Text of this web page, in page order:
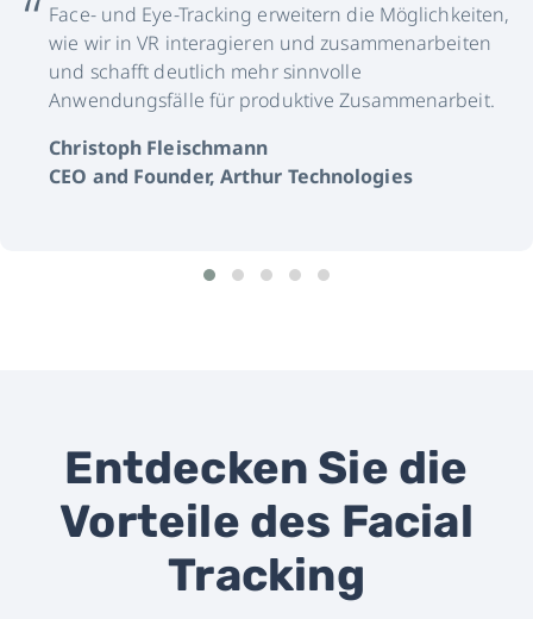
Face- und Eye-Tracking erweitern die Möglichkeiten,
wie wir in VR interagieren und zusammenarbeiten
und schafft deutlich mehr sinnvolle
Anwendungsfälle für produktive Zusammenarbeit.
Christoph Fleischmann
CEO and Founder, Arthur Technologies
Entdecken Sie die
Vorteile des Facial
Tracking